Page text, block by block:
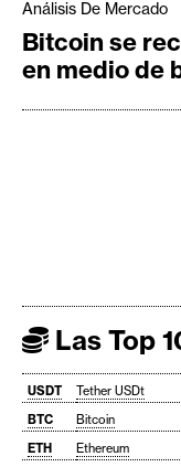
Análisis De Mercado
Bitcoin se
en medio de
Las Top
USDT Tether USDt
BTC
Bitcoin
ETH
Ethereum